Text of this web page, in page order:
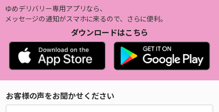
ゆめデリバリー専用アプリなら、
メッセージの通知がスマホに来るので、さらに便利。
ダウンロードはこちら
お客様の声をお聞かせください